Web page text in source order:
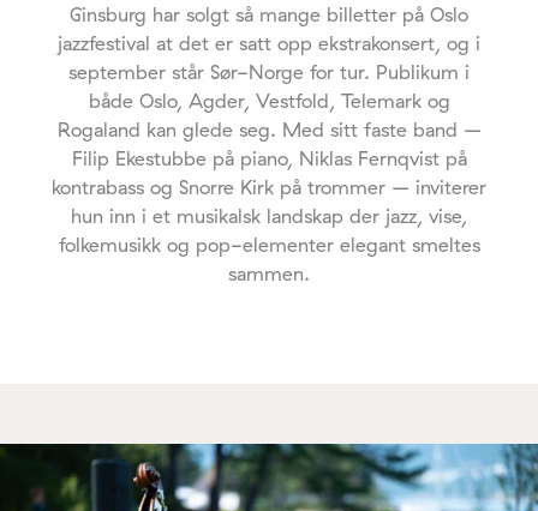
Ginsburg har solgt så mange billetter på Oslo
jazzfestival at det er satt opp ekstrakonsert, og i
september står Sør-Norge for tur. Publikum i
både Oslo, Agder, Vestfold, Telemark og
Rogaland kan glede seg. Med sitt faste band –
Filip Ekestubbe på piano, Niklas Fernqvist på
kontrabass og Snorre Kirk på trommer – inviterer
hun inn i et musikalsk landskap der jazz, vise,
folkemusikk og pop-elementer elegant smeltes
sammen.